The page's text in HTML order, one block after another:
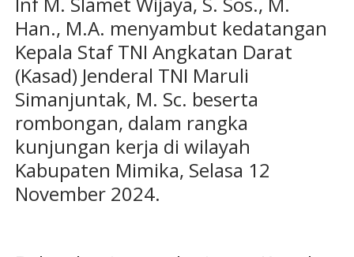
Han., M.A. menyambut kedatangan
Kepala Staf TNI Angkatan Darat
(Kasad) Jenderal TNI Maruli
Simanjuntak, M. Sc. beserta
rombongan, dalam rangka
kunjungan kerja di wilayah
Kabupaten Mimika, Selasa 12
November 2024.